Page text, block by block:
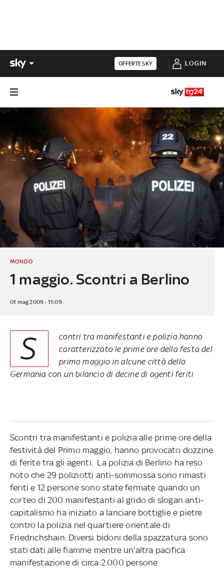
OFFERTE SKY LOGIN
1 maggio. Scontri a Berlino
MONDO
01 mag 2009 - 11:09
S
contri tra manifestanti e polizia hanno
caratterizzato le prime ore della festa del
primo maggio in alcune città della
Germania con un bilancio di decine di agenti feriti
Scontri tra manifestanti e polizia alle prime ore della
festività del Primo maggio, hanno provocato dozzine
di ferite tra gli agenti. La polizia di Berlino ha reso
noto che 29 poliziotti anti-sommossa sono rimasti
feriti e 12 persone sono state fermate quando un
corteo di 200 manifestanti al grido di slogan anti-
capitalismo ha iniziato a lanciare bottiglie e pietre
contro la polizia nel quartiere orientale di
Friedrichshain. Diversi bidoni della spazzatura sono
stati dati alle fiamme mentre un'altra pacifica
manifestazione di circa 2.000 persone